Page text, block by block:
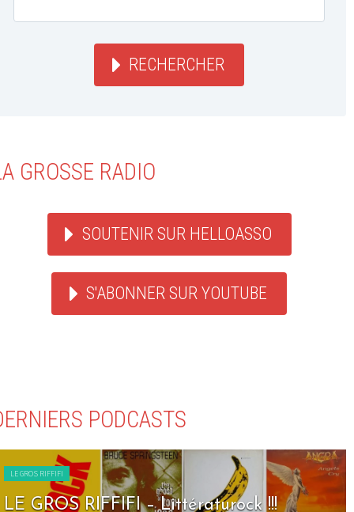
RECHERCHER
GROSSE RADIO
SOUTENIR SUR HELLOASSO
S'ABONNER SUR YOUTUBE
PODCASTS
LE GROS RIFFIFI
LE GROS RIFFIFI – Littératurock !!!